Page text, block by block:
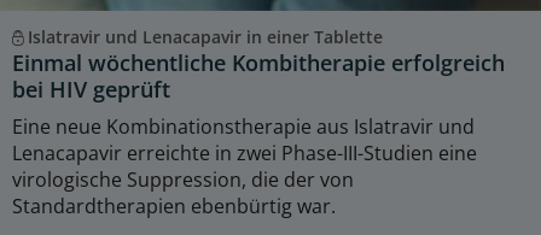
Islatravir und Lenacapavir in einer Tablette
Einmal wöchentliche Kombitherapie erfolgreich
bei HIV geprüft
Eine neue Kombinationstherapie aus Islatravir und
Lenacapavir erreichte in zwei Phase-III-Studien eine
virologische Suppression, die der von
Standardtherapien ebenbürtig war.